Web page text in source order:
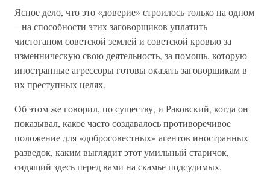
Ясное дело, что это «доверие» строилось только на одном
– на способности этих заговорщиков уплатить
чистоганом советской землей и советской кровью за
изменническую свою деятельность, за помощь, которую
иностранные агрессоры готовы оказать заговорщикам в
их преступных целях.
Об этом же говорил, по существу, и Раковский, когда он
показывал, какое часто создавалось противоречивое
положение для «добросовестных» агентов иностранных
разведок, каким выглядит этот умильный старичок,
сидящий здесь перед вами на скамье подсудимых.